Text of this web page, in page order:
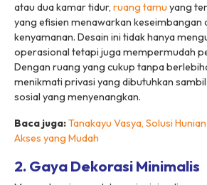
atau dua kamar tidur, ruang tamu yang
yang efisien menawarkan keseimbangan
kenyamanan. Desain ini tidak hanya
operasional tetapi juga mempermudah
Dengan ruang yang cukup tanpa
menikmati privasi yang dibutuhkan
sosial yang menyenangkan.
Baca juga:Tanakayu Vasya, Solusi
Akses yang Mudah
2. Gaya Dekorasi Minimalis